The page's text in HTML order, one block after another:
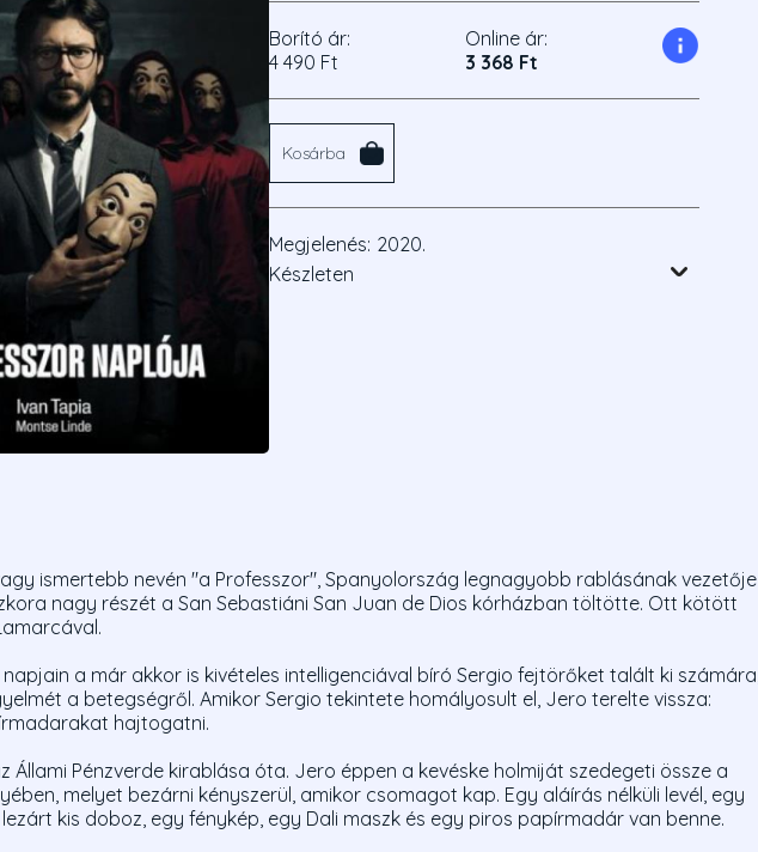
Borító ár:
4 490 Ft
Online ár:
3 368 Ft
Kosárba
Megjelenés: 2020.
Készleten
ismertebb nevén "a Professzor", Spanyolország legnagyobb rablásának vezetője
nagy részét a San Sebastiáni San Juan de Dios kórházban töltötte. Ott kötött
a már akkor is kivételes intelligenciával bíró Sergio fejtörőket talált ki számára,
a betegségről. Amikor Sergio tekintete homályosult el, Jero terelte vissza:
hajtogatni.
Állami Pénzverde kirablása óta. Jero éppen a kevéske holmiját szedegeti össze a
melyet bezárni kényszerül, amikor csomagot kap. Egy aláírás nélküli levél, egy
kis doboz, egy fénykép, egy Dali maszk és egy piros papírmadár van benne.